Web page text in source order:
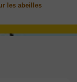
les abeilles